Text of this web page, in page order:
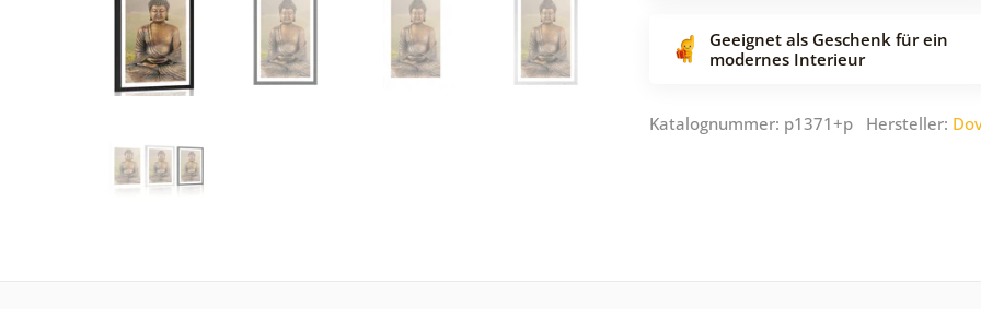
Geeignet als Geschenk für ein
modernes Interieur
Katalognummer: p1371+p Hersteller: